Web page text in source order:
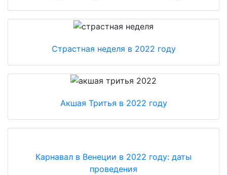
Страстная неделя в 2022 году
Акшая Тритья в 2022 году
Карнавал в Венеции в 2022 году: даты
проведения